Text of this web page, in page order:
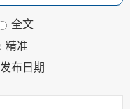
全文
精准
发布日期